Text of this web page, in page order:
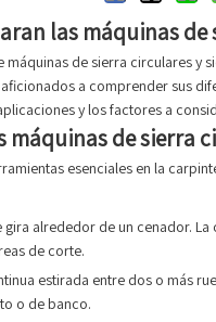
las máquinas
de sierra circulares
a comprender sus
y los factores a
máquinas de sierra
esenciales en la
alrededor de un cenador.
de corte.
estirada entre dos o más
o de banco.